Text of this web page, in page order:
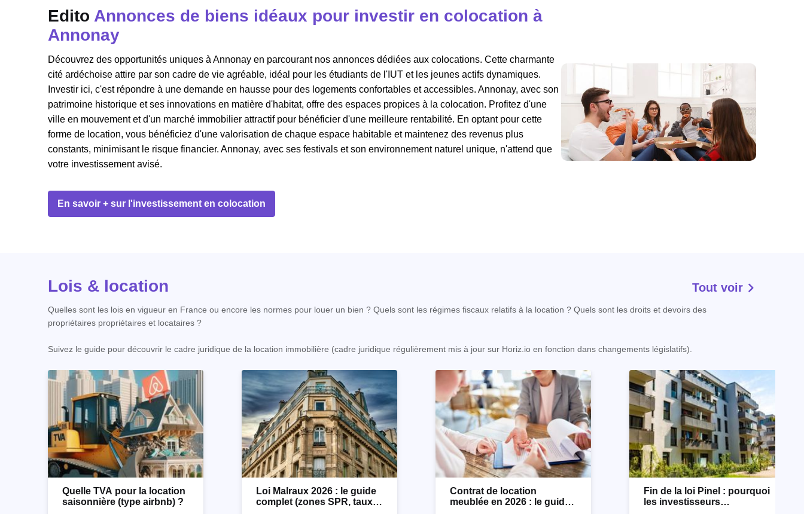
Edito Annonces de biens idéaux pour investir en colocation à
Annonay
Découvrez des opportunités uniques à Annonay en parcourant nos annonces dédiées aux colocations. Cette charmante
cité ardéchoise attire par son cadre de vie agréable, idéal pour les étudiants de l'IUT et les jeunes actifs dynamiques.
Investir ici, c'est répondre à une demande en hausse pour des logements confortables et accessibles. Annonay, avec son
patrimoine historique et ses innovations en matière d'habitat, offre des espaces propices à la colocation. Profitez d'une
ville en mouvement et d'un marché immobilier attractif pour bénéficier d'une meilleure rentabilité. En optant pour cette
forme de location, vous bénéficiez d'une valorisation de chaque espace habitable et maintenez des revenus plus
constants, minimisant le risque financier. Annonay, avec ses festivals et son environnement naturel unique, n'attend que
votre investissement avisé.
En savoir + sur l'investissement en colocation
Lois & location Tout voir
Quelles sont les lois en vigueur en France ou encore les normes pour louer un bien ? Quels sont les régimes fiscaux relatifs à la location ? Quels sont les droits et devoirs des
propriétaires propriétaires et locataires ?
Suivez le guide pour découvrir le cadre juridique de la location immobilière (cadre juridique régulièrement mis à jour sur Horiz.io en fonction dans changements législatifs).
Quelle TVA pour la location
saisonnière (type airbnb) ?
Loi Malraux 2026 : le guide
complet (zones SPR, taux,
Contrat de location
meublée en 2026 : le guide
Fin de la loi Pinel : pourquoi
les investisseurs